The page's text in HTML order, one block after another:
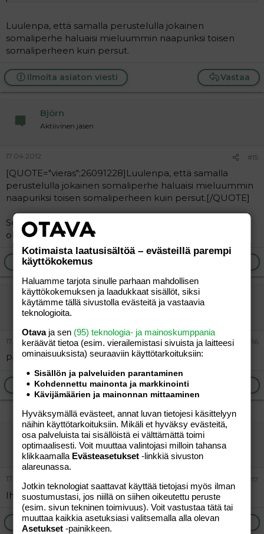
Luulenpa, että samalla perustelulla jokainen
somaliperhe haluaisi mieluummin naapuriksi toisen
somaliperheen kuin persut.
Vastaa
Ilmoita asiaton viesti
Björn
Aktiivinen jäsen
17.04.2012 #15
[QUOTE="vieras";26091228]Luulenpa, että samalla
perustelulla jokainen somaliperhe haluaisi mieluummin
naapuriksi toisen somaliperheen kuin persut.[/QUOTE]
Sehän olisikin ideaalia, että somaliperheen naapurissa
olisi toinen somaliperhe - niin siis siellä Somaliassa!
Ilmoita asiaton viesti
vb
Vieras
17.04.2012 #16
Perussuomalaisen totta kai. Somalit ei osaa käyttäytyä.
Ilmoita asiaton viesti
"..."
Vieras
17.04.2012 #17
Ihan sama.
Ilmoita asiaton viesti
Kotimaista laatusisältöä – evästeillä parempi
käyttökokemus
Haluamme tarjota sinulle parhaan mahdollisen
käyttökokemuksen ja laadukkaat sisällöt, siksi
käytämme tällä sivustolla evästeitä ja vastaavia
teknologioita.
Otavaja sen (95) teknologia- ja mainoskumppania
keräävät tietoa (esim. vierailemis­tasi sivuista ja laitteesi
ominaisuuk­sista) seuraaviin käyttötarkoituksiin:
Sisällön ja palveluiden parantaminen
Kohdennettu mainonta ja markkinointi
Kävijämäärien ja mainonnan mittaaminen
Hyväksymällä evästeet, annat luvan tietojesi käsittelyyn
näihin käyttötarkoituksiin. Mikäli et hyväksy evästeitä,
osa palveluista tai sisällöistä ei välttämättä toimi
optimaalisesti. Voit muuttaa valintojasi milloin tahansa
klikkaamalla Evästeasetukset -linkkiä sivuston
alareunassa.
Jotkin teknologiat saattavat käyttää tietojasi myös ilman
suostumustasi, jos niillä on siihen oikeutettu peruste
(esim. sivun tekninen toimivuus). Voit vastustaa tätä tai
muuttaa kaikkia asetuksiasi valitsemalla alla olevan
Asetukset -painikkeen.